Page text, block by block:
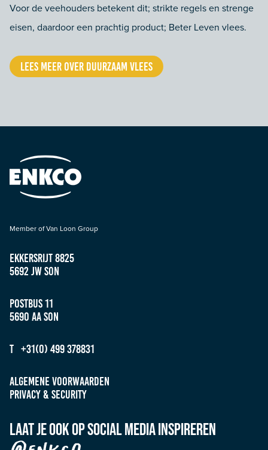
Voor de veehouders betekent dit; strikte regels en strenge
eisen, daardoor een prachtig product; Beter Leven vlees.
LEES MEER OVER DUURZAAM VLEES
Member of Van Loon Group
Ekkersrijt 8825
5692 JW Son
Postbus 11
5690 AA Son
T +31(0) 499 378831
Algemene Voorwaarden
Privacy & Security
Laat je ook op social media inspireren